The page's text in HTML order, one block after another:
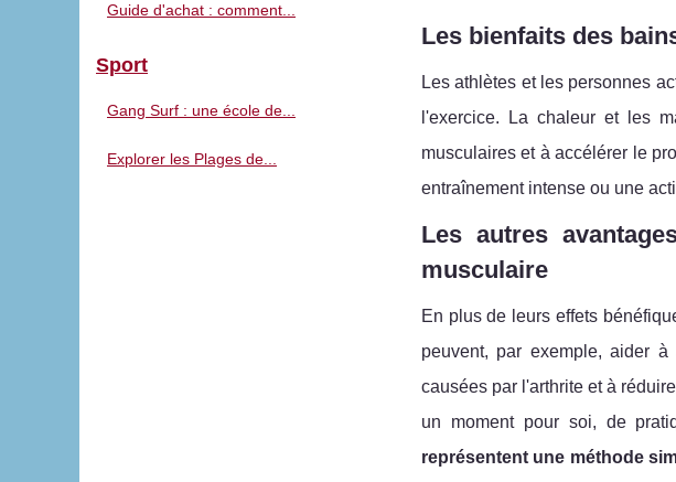
Les bienfaits des
Les athlètes et les personnes
l'exercice. La chaleur et les
musculaires et à accélérer le
entraînement intense ou une
Les autres
musculaire
En plus de leurs effets
peuvent, par exemple, aider
causées par l'arthrite et à
un moment pour soi, de
représentent une méthode
Guide d'achat : comment...
Sport
Gang Surf : une école de...
Explorer les Plages de...